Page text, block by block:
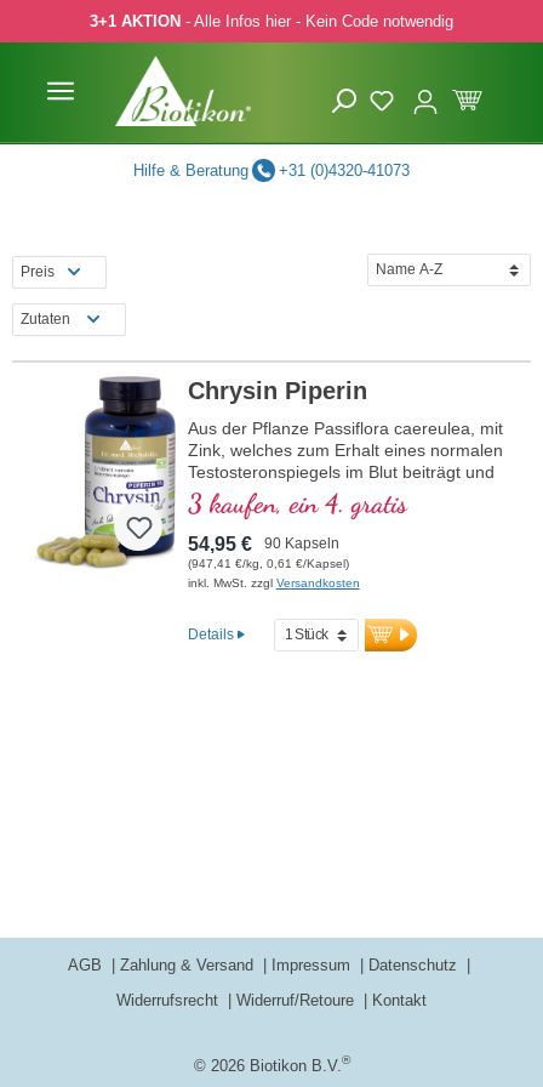
Hauptinhalt springen
Zur Suche springen
Zur Hauptnavigation springen
3+1 AKTION - Alle Infos hier - Kein Code notwendig
Hilfe & Beratung +31 (0)4320-41073
Preis
Zutaten
Chrysin Piperin
Aus der Pflanze Passiflora caereulea, mit
Zink, welches zum Erhalt eines normalen
Testosteronspiegels im Blut beiträgt und
mit Piperin
3 kaufen, ein 4. gratis
54,95 € 90 Kapseln
(947,41 €/kg, 0,61 €/Kapsel)
inkl. MwSt. zzgl Versandkosten
Details
© 2026 Biotikon B.V.®
AGB Zahlung & Versand Impressum
Datenschutz
Widerrufsrecht
Widerruf/Retoure Kontakt